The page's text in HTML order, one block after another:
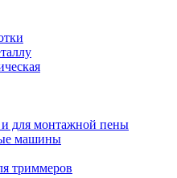
для монтажной пены
машины
триммеров